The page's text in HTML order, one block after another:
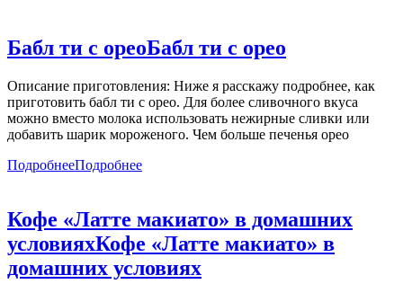
Бабл ти с ореоБабл ти с орео
Описание приготовления: Ниже я расскажу подробнее, как
приготовить бабл ти с орео. Для более сливочного вкуса
можно вместо молока использовать нежирные сливки или
добавить шарик мороженого. Чем больше печенья орео
ПодробнееПодробнее
Кофе «Латте макиато» в домашних
условияхКофе «Латте макиато» в
домашних условиях